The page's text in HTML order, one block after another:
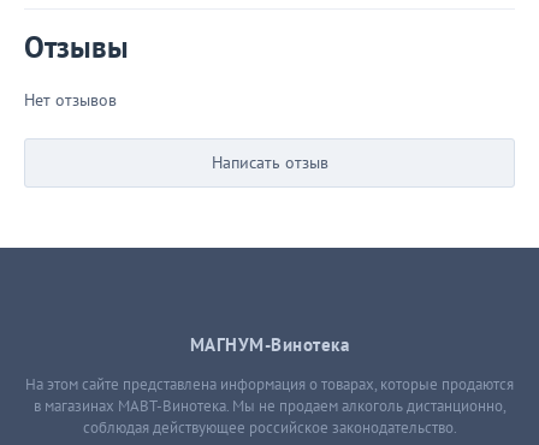
Отзывы
Нет отзывов
Написать отзыв
МАГНУМ-Винотека
На этом сайте представлена информация о товарах, которые продаются
в магазинах МАВТ-Винотека. Мы не продаем алкоголь дистанционно,
соблюдая действующее российское законодательство.